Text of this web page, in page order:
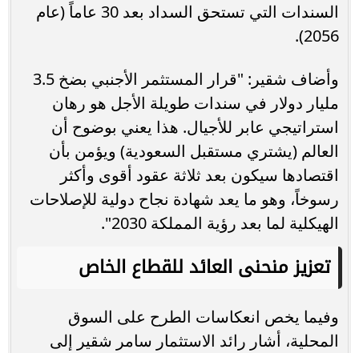
السندات التي تستحق السداد بعد 30 عاماً (عام
2056).
وأضاف شقير: "قرار المستثمر الأجنبي بضخ 3.5
مليار دولار في سندات طويلة الأجل هو رهان
استراتيجي عابر للأجيال. هذا يعني بوضوح أن
العالم (يشتري مستقبل السعودية) ويؤمن بأن
اقتصادها سيكون بعد ثلاثة عقود أقوى وأكثر
رسوخاً، وهو ما يعد شهادة نجاح دولية للإصلاحات
الهيكلية لما بعد رؤية المملكة 2030".
تعزيز منحنى العائد للقطاع الخاص
وفيما يخص انعكاسات الطرح على السوق
المحلية، أشار رائد الاستثمار سامر شقير إلى